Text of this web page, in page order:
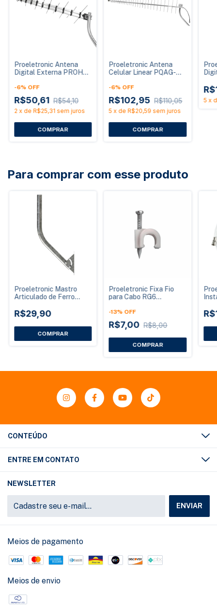
Proeletronic Antena
Digital Externa PROHD-
com Filtro LTE
-6% OFF
R$50,61 R$54,10
2 x de R$25,31 sem juros
Proeletronic Antena
Celular Linear PQAG-
15dBi
-6% OFF
R$102,95 R$110,05
5 x de R$20,59 sem juros
5 x
Para comprar com esse produto
Proeletronic Mastro
Articulado de Ferro
Antena Externa
R$29,90
Proeletronic Fixa Fio
para Cabo RG6
de Aço Pacote 100
Unidades
-13% OFF
R$7,00 R$8,00
CONTEÚDO
ENTRE EM CONTATO
NEWSLETTER
Meios de pagamento
Meios de envio